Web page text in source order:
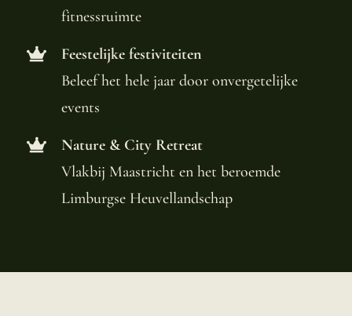
fitnessruimte
Feestelijke festiviteiten
Beleef het hele jaar door onvergetelijke
events
Nature & City Retreat
Vlakbij Maastricht en het beroemde
Limburgse Heuvellandschap